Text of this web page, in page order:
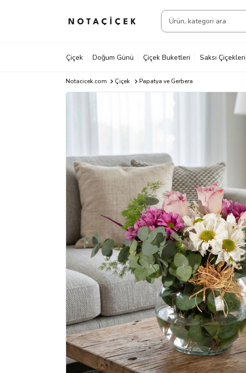
Çiçek Doğum Günü Çiçek Buketleri Saksı Çiçekleri
Notacicek.com Çiçek Papatya ve Gerbera